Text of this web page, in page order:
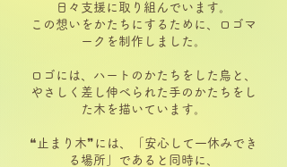
日々支援に取り組んでいます。
この想いをかたちにするために、ロゴマ
ークを制作しました。
ロゴには、ハートのかたちをした鳥と、
やさしく差し伸べられた手のかたちをし
た木を描いています。
❝止まり木❞には、「安心して一休みでき
る場所」であると同時に、